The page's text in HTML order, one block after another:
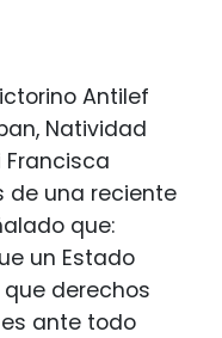
Antilef
Natividad
Francisca
de una reciente
que:
un Estado
derechos
ante todo